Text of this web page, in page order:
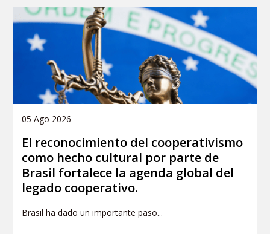
05 Ago 2026
El reconocimiento del cooperativismo
como hecho cultural por parte de
Brasil fortalece la agenda global del
legado cooperativo.
Brasil ha dado un importante paso...